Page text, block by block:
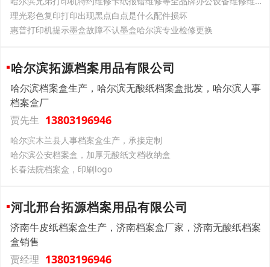
理光彩色复印打印出现黑点白点是什么配件损坏
惠普打印机提示墨盒故障不认墨盒哈尔滨专业检修更换
哈尔滨拓源档案用品有限公司
哈尔滨档案盒生产，哈尔滨无酸纸档案盒批发，哈尔滨人事
档案盒厂
贾先生 13803196946
哈尔滨木兰县人事档案盒生产，承接定制
哈尔滨公安档案盒，加厚无酸纸文档收纳盒
长春法院档案盒，印刷logo
河北邢台拓源档案用品有限公司
济南牛皮纸档案盒生产，济南档案盒厂家，济南无酸纸档案
盒销售
贾经理 13803196946